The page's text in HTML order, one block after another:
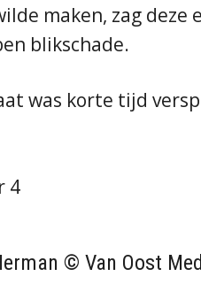
maken, zag
blikschade.
was korte tijd
© Van Oost